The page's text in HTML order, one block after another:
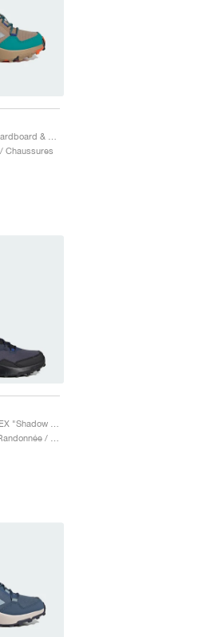
Chaussures